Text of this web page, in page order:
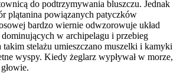
do podtrzymywania bluszczu. Jednak
plątanina powiązanych patyczków
bardzo wiernie odwzorowuje układ
w archipelagu i przebieg
stelażu umieszczano muszelki i kamyki
wyspy. Kiedy żeglarz wypływał w morze,